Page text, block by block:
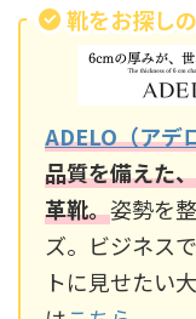
靴をお探し
ADELO（アデ
品質を備えた
革靴。姿勢を
ズ。ビジネス
トに見せたい